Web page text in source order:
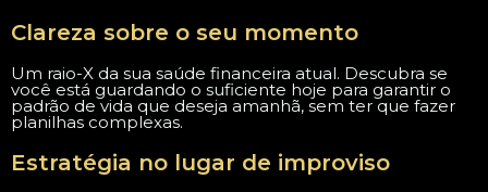
Clareza sobre o seu momento
Um raio-X da sua saúde financeira atual. Descubra se
você está guardando o suficiente hoje para garantir o
padrão de vida que deseja amanhã, sem ter que fazer
planilhas complexas.
Estratégia no lugar de improviso